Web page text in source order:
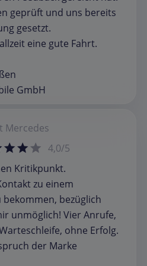
geprüft und uns bereits
gesetzt.
eine gute Fahrt.
GmbH
Mercedes
4,0/5
Kritikpunkt.
zu einem
bezüglich
unmöglich! Vier Anrufe,
ohne Erfolg.
der Marke